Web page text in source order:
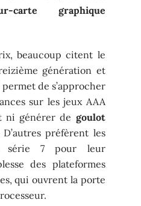
carte graphique
beaucoup citent le
génération et
de s’approcher
sur les jeux AAA
ni générer de goulot
D’autres préfèrent les
série 7 pour leur
des plateformes
qui ouvrent la porte